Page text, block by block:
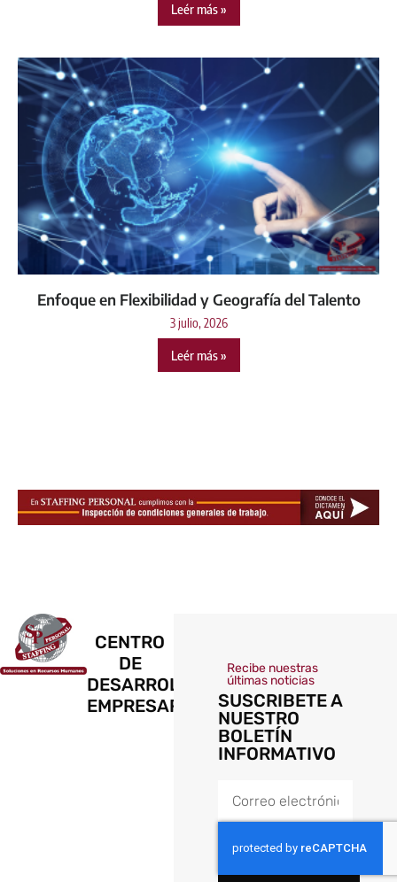
Leér más »
Enfoque en Flexibilidad y Geografía del Talento
3 julio, 2026
Leér más »
CENTRO
DE
DESARROLLO
EMPRESARIAL
Recibe nuestras
últimas noticias
SUSCRIBETE A
NUESTRO
BOLETÍN
INFORMATIVO